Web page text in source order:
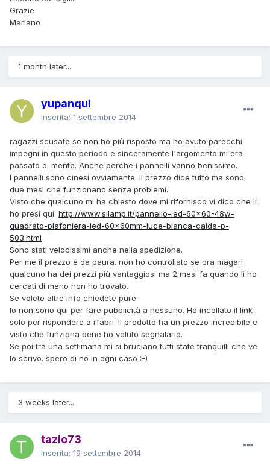
Grazie
Mariano
1 month later...
yupanqui
Inserita: 1 settembre 2014
ragazzi scusate se non ho più risposto ma ho avuto parecchi
impegni in questo periodo e sinceramente l'argomento mi era
passato di mente. Anche perché i pannelli vanno benissimo.
I pannelli sono cinesi ovviamente. Il prezzo dice tutto ma sono
due mesi che funzionano senza problemi.
Visto che qualcuno mi ha chiesto dove mi rifornisco vi dico che li
ho presi qui: http://www.silamp.it/pannello-led-60x60-48w-
quadrato-plafoniera-led-60x60mm-luce-bianca-calda-p-
503.html
Sono stati velocissimi anche nella spedizione.
Per me il prezzo è da paura. non ho controllato se ora magari
qualcuno ha dei prezzi più vantaggiosi ma 2 mesi fa quando li ho
cercati di meno non ho trovato.
Se volete altre info chiedete pure.
Io non sono qui per fare pubblicità a nessuno. Ho incollato il link
solo per rispondere a rfabri. Il prodotto ha un prezzo incredibile e
visto che funziona bene ho voluto segnalarlo.
Se poi tra una settimana mi si bruciano tutti state tranquilli che ve
lo scrivo. spero di no in ogni caso :-)
3 weeks later...
tazio73
Inserita: 19 settembre 2014